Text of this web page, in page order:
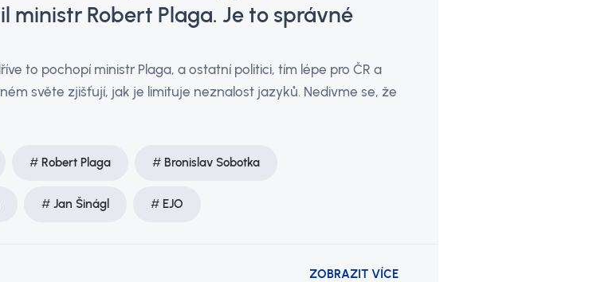
ministr Robert Plaga. Je to správné
to pochopí ministr Plaga, a ostatní politici, tím lépe pro ČR a
světe zjišťují, jak je limituje neznalost jazyků. Nedivme se, že
Robert Plaga Bronislav Sobotka
Jan Šinágl EJO
ZOBRAZIT VÍCE